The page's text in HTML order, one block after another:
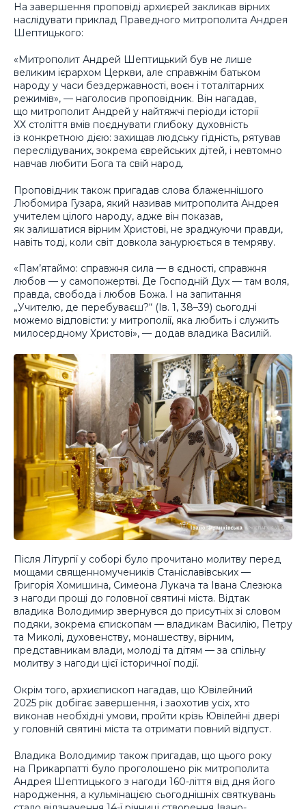
На завершення проповіді архиєрей закликав вірних
наслідувати приклад Праведного митрополита Андрея
Шептицького:
«Митрополит Андрей Шептицький був не лише
великим ієрархом Церкви, але справжнім батьком
народу у часи бездержавності, воєн і тоталітарних
режимів», — наголосив проповідник. Він нагадав,
що митрополит Андрей у найтяжчі періоди історії
ХХ століття вмів поєднувати глибоку духовність
із конкретною дією: захищав людську гідність, рятував
переслідуваних, зокрема єврейських дітей, і невтомно
навчав любити Бога та свій народ.
Проповідник також пригадав слова блаженнішого
Любомира Гузара, який називав митрополита Андрея
учителем цілого народу, адже він показав,
як залишатися вірним Христові, не зраджуючи правди,
навіть тоді, коли світ довкола занурюється в темряву.
«Пам’ятаймо: справжня сила — в єдності, справжня
любов — у самопожертві. Де Господній Дух — там воля,
правда, свобода і любов Божа. І на запитання
„Учителю, де перебуваєш?“ (Ів. 1, 38–39) сьогодні
можемо відповісти: у митрополії, яка любить і служить
милосердному Христові», — додав владика Василій.
Після Літургії у соборі було прочитано молитву перед
мощами священномучеників Станіславівських —
Григорія Хомишина, Симеона Лукача та Івана Слезюка
з нагоди прощі до головної святині міста. Відтак
владика Володимир звернувся до присутніх зі словом
подяки, зокрема єпископам — владикам Василію, Петру
та Миколі, духовенству, монашеству, вірним,
представникам влади, молоді та дітям — за спільну
молитву з нагоди цієї історичної події.
Окрім того, архиєпископ нагадав, що Ювілейний
2025 рік добігає завершення, і заохотив усіх, хто
виконав необхідні умови, пройти крізь Ювілейні двері
у головній святині міста та отримати повний відпуст.
Владика Володимир також пригадав, що цього року
на Прикарпатті було проголошено рік митрополита
Андрея Шептицького з нагоди 160-ліття від дня його
народження, а кульмінацією сьогоднішніх святкувань